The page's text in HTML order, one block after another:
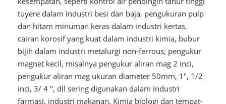
tuyere dalam industri besi dan baja, pengukuran pulp
dan hitam minuman keras dalam industri kertas,
cairan korosif yang kuat dalam industri kimia, bubur
bijih dalam industri metalurgi non-ferrous; pengukur
magnet kecil, misalnya pengukur aliran mag 2 inci,
pengukur aliran mag ukuran diameter 50mm, 1", 1/2
inci, 3/ 4 ", dll sering digunakan dalam industri
farmasi, industri makanan, Kimia biologi dan tempat-